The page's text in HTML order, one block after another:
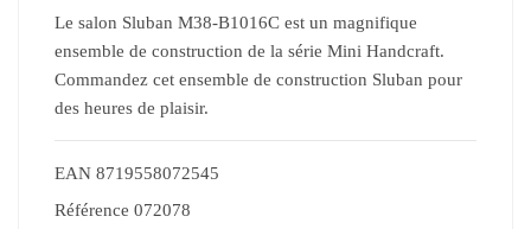
Le salon Sluban M38-B1016C est un magnifique
ensemble de construction de la série Mini Handcraft.
Commandez cet ensemble de construction Sluban pour
des heures de plaisir.
EAN 8719558072545
Référence 072078